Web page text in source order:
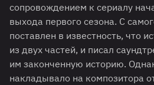
сопровождением к сериалу
выхода первого сезона. С
поставлен в известность, что
из двух частей, и писал
им законченную историю.
накладывало на композитора